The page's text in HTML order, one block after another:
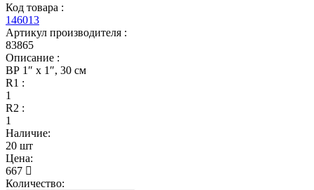
Код товара :
146013
Артикул производителя :
83865
Описание :
ВР 1″ x 1″, 30 см
R1 :
1
R2 :
1
Наличие:
20 шт
Цена:
667
Количество: